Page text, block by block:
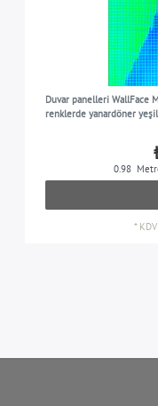
Duvar panelleri WallFace
renklerde yanardöner
0.98
*